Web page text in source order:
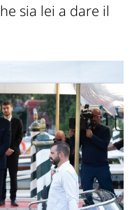
sia lei a dare il